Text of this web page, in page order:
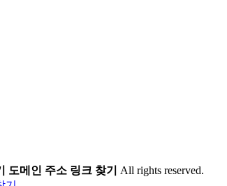
도메인 주소 링크 찾기 All rights reserved.